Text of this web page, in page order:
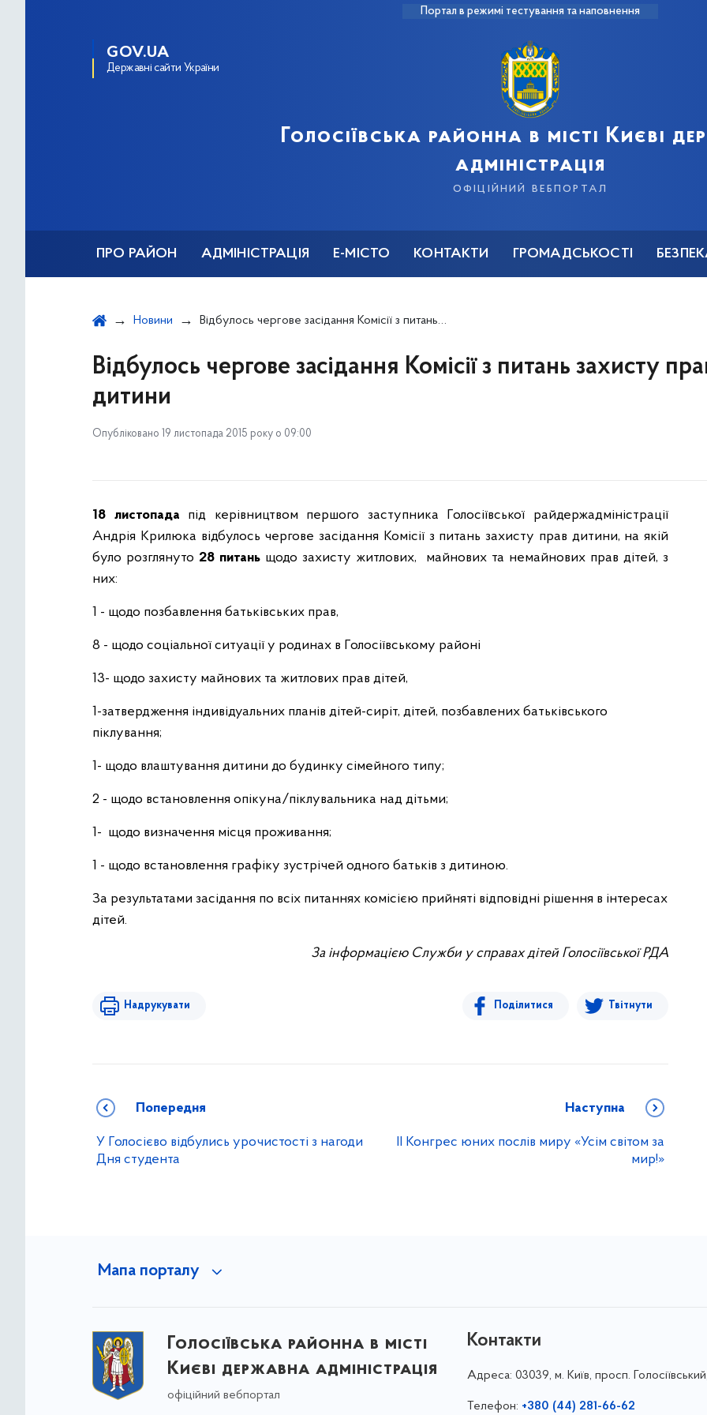
Портал в режимі тестування та наповнення
GOV.UA
Державні сайти України
Голосіївська районна в місті Києві
адміністрація
офіційний вебпортал
ПРО РАЙОН АДМІНІСТРАЦІЯ Е-МІСТО КОНТАКТИ ГРОМАДСЬКОСТІ
Новини Відбулось чергове засідання Комісії з питань захисту прав дитини
Відбулось чергове засідання Комісії з питань захисту
дитини
Опубліковано 19 листопада 2015 року о 09:00
18 листопада під керівництвом першого заступника Голосіївської райдержадміністрації
Андрія Крилюка відбулось чергове засідання Комісії з питань захисту прав дитини, на якій
було розглянуто 28 питань щодо захисту житлових, майнових та немайнових прав дітей, з
них:
1 - щодо позбавлення батьківських прав,
8 - щодо соціальної ситуації у родинах в Голосіївському районі
13- щодо захисту майнових та житлових прав дітей,
1-затвердження індивідуальних планів дітей-сиріт, дітей, позбавлених батьківського
піклування;
1- щодо влаштування дитини до будинку сімейного типу;
2 - щодо встановлення опікуна/піклувальника над дітьми;
1- щодо визначення місця проживання;
1 - щодо встановлення графіку зустрічей одного батьків з дитиною.
За результатами засідання по всіх питаннях комісією прийняті відповідні рішення в інтересах
дітей.
За інформацією Служби у справах дітей Голосіївської РДА
Надрукувати Поділитися Твітнути
Попередня
У Голосієво відбулись урочистості з нагоди
Дня студента
Наступна
ІІ Конгрес юних послів миру «Усім світом за
мир!»
Мапа порталу
Голосіївська районна в місті
Києві державна адміністрація
офіційний вебпортал
Контакти
Адреса: 03039, м. Київ, просп.
Телефон: +380 (44) 281-66-62